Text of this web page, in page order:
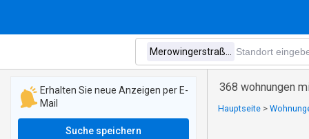
368 wohnungen
Hauptseite >
Erhalten Sie neue Anzeigen per E-
Mail
Suche speichern